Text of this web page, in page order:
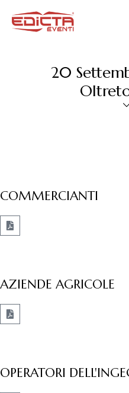
20
COMMERCIANTI
AZIENDE AGRICOLE
OPERATORI